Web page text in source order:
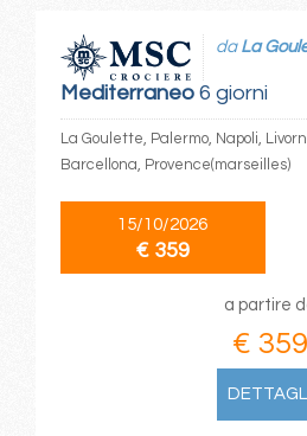
Mediterraneo6 giorni
da La
La Goulette, Palermo, Napoli,
Barcellona, Provence(marseilles)
15/10/2026
€ 359
a partire
€ 359
DETTAGLI